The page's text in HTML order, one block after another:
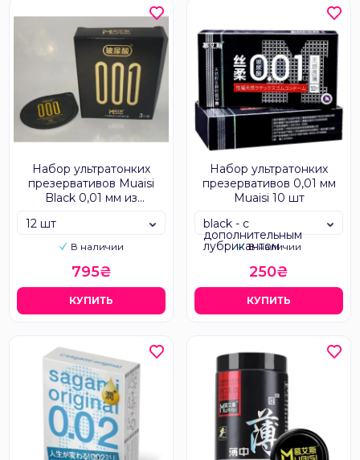
Набор ультратонких
презервативов Muaisi
Black 0,01 мм из
В наличии
12 шт
795₴
КУПИТЬ
Набор ультратонких
презервативов 0,01 мм
Muaisi 10 шт
В наличии
black - с
дополнительным
лубрикантом
250₴
КУПИТЬ